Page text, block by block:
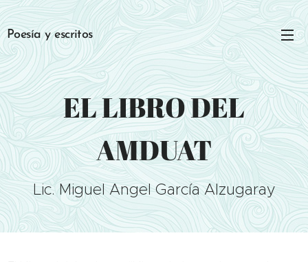
Poesía y escritos
EL LIBRO DEL
AMDUAT
Lic. Miguel Angel García Alzugaray